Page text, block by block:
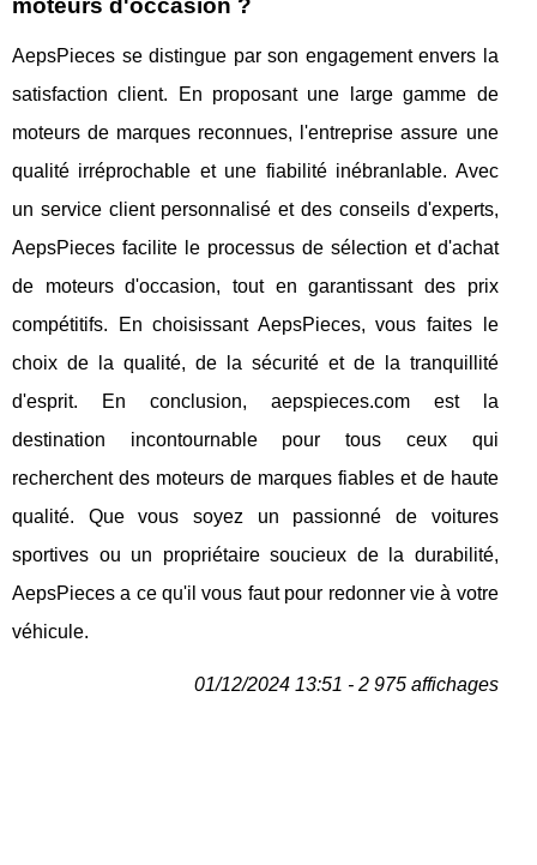
moteurs d'occasion ?
AepsPieces se distingue par son engagement envers la
satisfaction client. En proposant une large gamme de
moteurs de marques reconnues, l'entreprise assure une
qualité irréprochable et une fiabilité inébranlable. Avec
un service client personnalisé et des conseils d'experts,
AepsPieces facilite le processus de sélection et d'achat
de moteurs d'occasion, tout en garantissant des prix
compétitifs. En choisissant AepsPieces, vous faites le
choix de la qualité, de la sécurité et de la tranquillité
d'esprit. En conclusion, aepspieces.com est la
destination incontournable pour tous ceux qui
recherchent des moteurs de marques fiables et de haute
qualité. Que vous soyez un passionné de voitures
sportives ou un propriétaire soucieux de la durabilité,
AepsPieces a ce qu'il vous faut pour redonner vie à votre
véhicule.
01/12/2024 13:51 - 2 975 affichages